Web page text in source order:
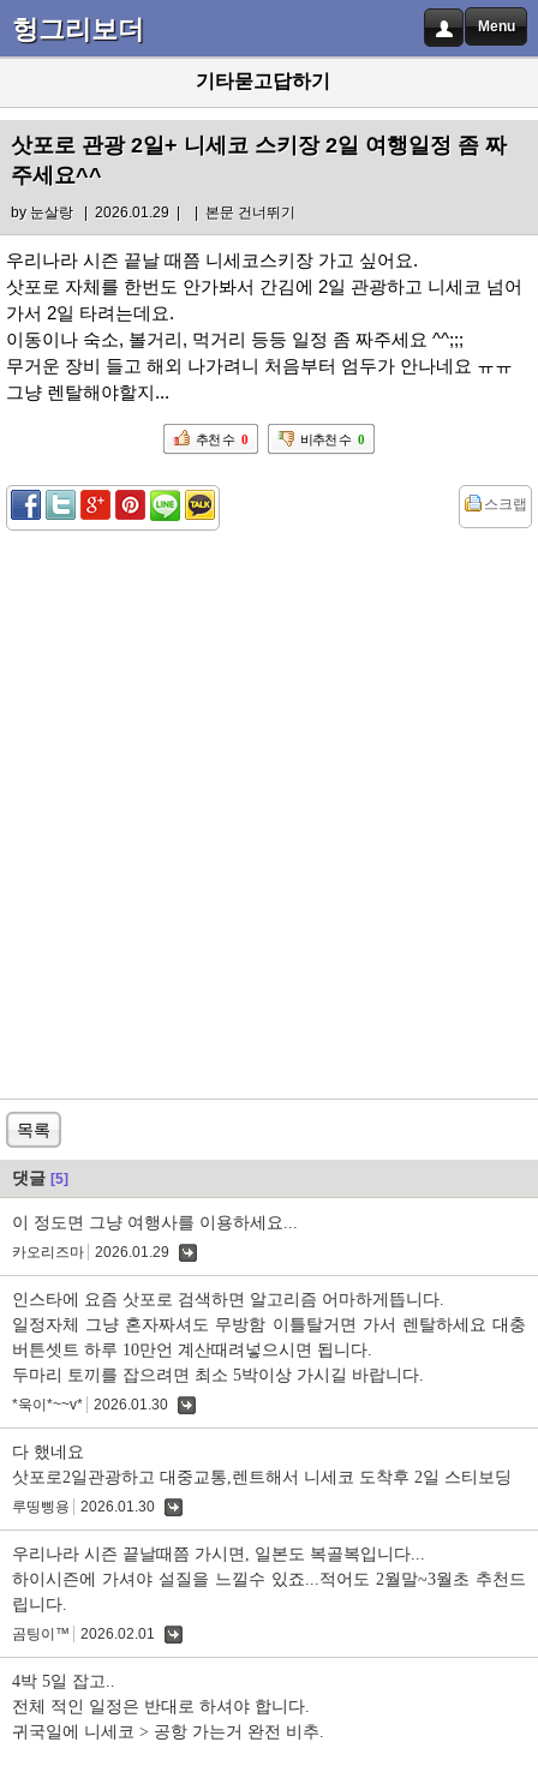
헝그리보더 Menu
기타묻고답하기
삿포로 관광 2일+ 니세코 스키장 2일 여행일정 좀 짜
주세요^^
by 눈살랑| 2026.01.29 | | 본문 건너뛰기
우리나라 시즌 끝날 때쯤 니세코스키장 가고 싶어요.
삿포로 자체를 한번도 안가봐서 간김에 2일 관광하고 니세코 넘어
가서 2일 타려는데요.
이동이나 숙소, 볼거리, 먹거리 등등 일정 좀 짜주세요 ^^;;;
무거운 장비 들고 해외 나가려니 처음부터 엄두가 안나네요 ㅠㅠ
그냥 렌탈해야할지...
추천 수 0 비추천 수 0
스크랩
목록
댓글 [5]
이 정도면 그냥 여행사를 이용하세요...
카오리즈마 2026.01.29
인스타에 요즘 삿포로 검색하면 알고리즘 어마하게뜹니다.
일정자체 그냥 혼자짜셔도 무방함 이틀탈거면 가서 렌탈하세요 대충
버튼셋트 하루 10만언 계산때려넣으시면 됩니다.
두마리 토끼를 잡으려면 최소 5박이상 가시길 바랍니다.
*욱이*~~v* 2026.01.30
다 했네요
삿포로2일관광하고 대중교통,렌트해서 니세코 도착후 2일 스티보딩
루띵삥용 2026.01.30
우리나라 시즌 끝날때쯤 가시면, 일본도 복골복입니다...
하이시즌에 가셔야 설질을 느낄수 있죠...적어도 2월말~3월초 추천드
립니다.
곰팅이™ 2026.02.01
4박 5일 잡고..
전체 적인 일정은 반대로 하셔야 합니다.
귀국일에 니세코 > 공항 가는거 완전 비추.